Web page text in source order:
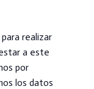
realizar
a este
por
los datos